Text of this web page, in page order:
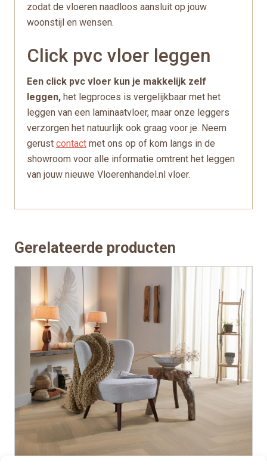
zodat de vloeren naadloos aansluit op jouw
woonstijl en wensen.
Click pvc vloer leggen
Een click pvc vloer kun je makkelijk zelf
leggen, het legproces is vergelijkbaar met het
leggen van een laminaatvloer, maar onze leggers
verzorgen het natuurlijk ook graag voor je. Neem
gerust contact met ons op of kom langs in de
showroom voor alle informatie omtrent het leggen
van jouw nieuwe Vloerenhandel.nl vloer.
Gerelateerde producten